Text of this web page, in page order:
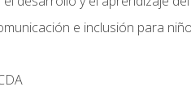
e inclusión para